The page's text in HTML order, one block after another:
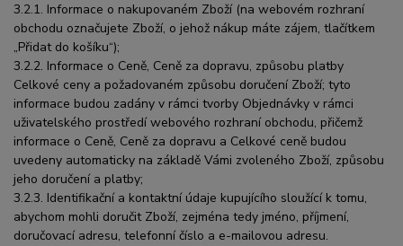
3.2.1. Informace o nakupovaném Zboží (na webovém rozhraní
obchodu označujete Zboží, o jehož nákup máte zájem, tlačítkem
„Přidat do košíku“);
3.2.2. Informace o Ceně, Ceně za dopravu, způsobu platby
Celkové ceny a požadovaném způsobu doručení Zboží; tyto
informace budou zadány v rámci tvorby Objednávky v rámci
uživatelského prostředí webového rozhraní obchodu, přičemž
informace o Ceně, Ceně za dopravu a Celkové ceně budou
uvedeny automaticky na základě Vámi zvoleného Zboží, způsobu
jeho doručení a platby;
3.2.3. Identifikační a kontaktní údaje kupujícího sloužící k tomu,
abychom mohli doručit Zboží, zejména tedy jméno, příjmení,
doručovací adresu, telefonní číslo a e-mailovou adresu.